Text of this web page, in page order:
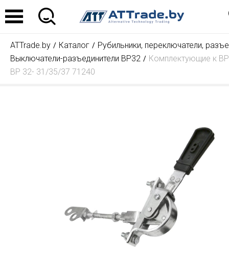
ATTrade.by Каталог
Рубильники, переключатели,
Выключатели-разъединители ВР32
Комплектующие к
ВР 32- 31/35/37 71240